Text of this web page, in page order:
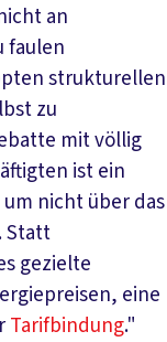
an
faulen
strukturellen
zu
mit völlig
ist ein
nicht über das
Statt
gezielte
eine
Tarifbindung."